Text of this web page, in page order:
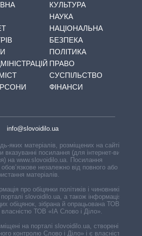
КУЛЬТУРА
НАУКА
НАЦІОНАЛЬНА
БЕЗПЕКА
ПОЛІТИКА
ПРАВО
СУСПІЛЬСТВО
ФІНАНСИ
info@slovoidilo.ua
яких матеріалів, розміщених на сайті,
вказуванні посилання (для інтернет-видань
на www.slovoidilo.ua. Посилання
обов’язкове незалежно від повного або
матеріалів.
про обіцянки політиків і чиновників,
slovoidilo.ua, а також інформація про
обіцянок, зібрана й опрацьована ТОВ «ІА
власністю ТОВ «ІА Слово і Діло».
на порталі slovoidilo.ua, створені ГО
контролю Слово і Діло» і є власністю